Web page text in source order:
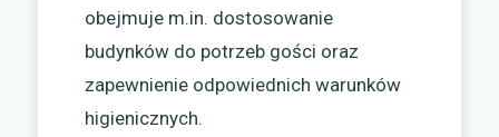
obejmuje m.in. dostosowanie
budynków do potrzeb gości oraz
zapewnienie odpowiednich warunków
higienicznych.